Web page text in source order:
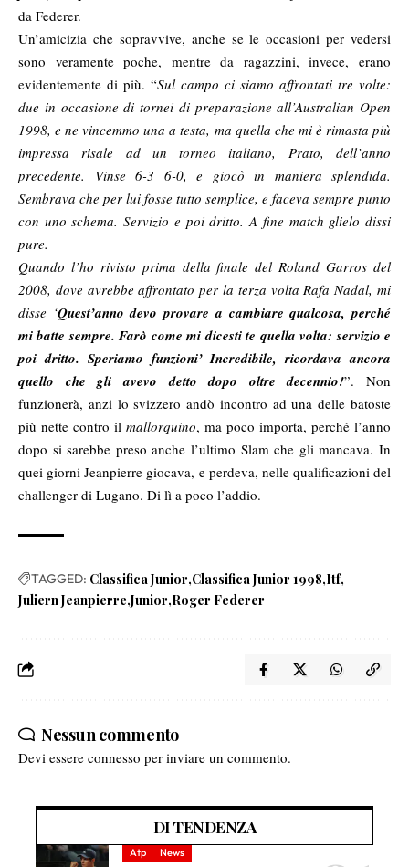
da Federer.
Un’amicizia che sopravvive, anche se le occasioni per vedersi
sono veramente poche, mentre da ragazzini, invece, erano
evidentemente di più. “Sul campo ci siamo affrontati tre volte:
due in occasione di tornei di preparazione all’Australian Open
1998, e ne vincemmo una a testa, ma quella che mi è rimasta più
impressa risale ad un torneo italiano, Prato, dell’anno
precedente. Vinse 6-3 6-0, e giocò in maniera splendida.
Sembrava che per lui fosse tutto semplice, e faceva sempre punto
con uno schema. Servizio e poi dritto. A fine match glielo dissi
pure.
Quando l’ho rivisto prima della finale del Roland Garros del
2008, dove avrebbe affrontato per la terza volta Rafa Nadal, mi
disse ‘Quest’anno devo provare a cambiare qualcosa, perché
mi batte sempre. Farò come mi dicesti te quella volta: servizio e
poi dritto. Speriamo funzioni’ Incredibile, ricordava ancora
quello che gli avevo detto dopo oltre decennio!”. Non
funzionerà, anzi lo svizzero andò incontro ad una delle batoste
più nette contro il mallorquino, ma poco importa, perché l’anno
dopo si sarebbe preso anche l’ultimo Slam che gli mancava. In
quei giorni Jeanpierre giocava, e perdeva, nelle qualificazioni del
challenger di Lugano. Di lì a poco l’addio.
TAGGED: Classifica Junior Classifica Junior 1998 Itf
Juliern Jeanpierre Junior Roger Federer
Nessun commento
Devi essere connesso per inviare un commento.
DI TENDENZA
Atp News